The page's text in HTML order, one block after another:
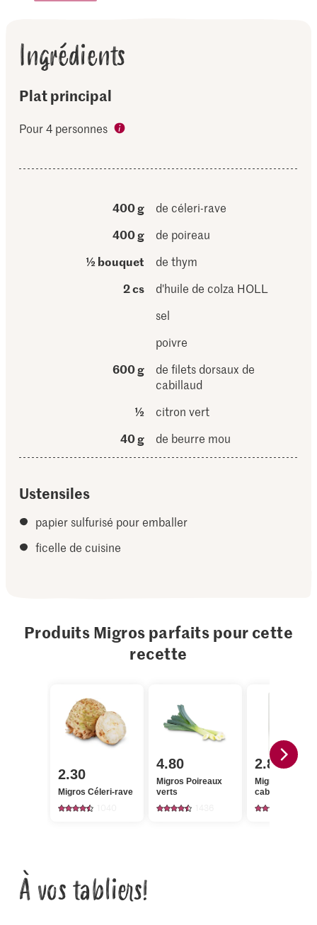
Ingrédients
Plat principal
Pour 4 personnes
400 g
de céleri-rave
400 g
de poireau
½ bouquet
de thym
2 cs
d'huile de colza HOLL
sel
poivre
600 g
de filets dorsaux de
cabillaud
½
citron vert
40 g
de beurre mou
Ustensiles
papier sulfurisé pour emballer
ficelle de cuisine
Produits Migros parfaits pour cette
recette
2.30
Migros Céleri-rave
4.80
Migros Poireaux
verts
2.80
Migros Filet de
cabillaud
À vos tabliers!